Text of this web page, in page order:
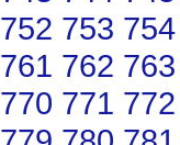
752 753 754
761 762 763
770 771 772